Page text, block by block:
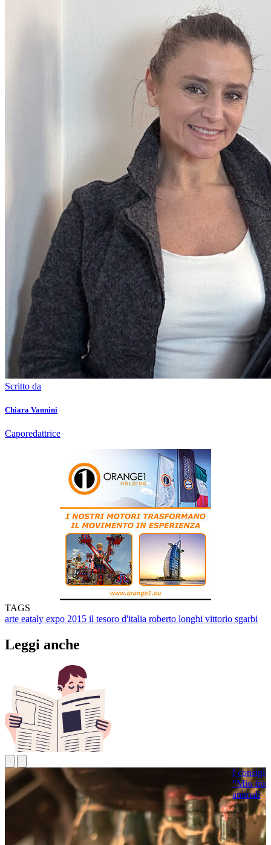
Scritto da
Chiara Vannini
Caporedattrice
TAGS
arte eataly expo 2015 il tesoro d'italia roberto longhi vittorio sgarbi
Leggi anche
I consigli
“Mio
animali